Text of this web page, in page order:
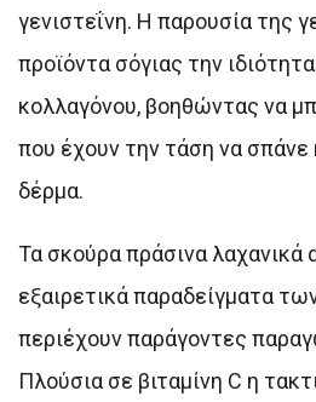
γενιστεΐνη. Η παρουσία της
προϊόντα σόγιας την
κολλαγόνου, βοηθώντας να
που έχουν την τάση να σπάνε
δέρμα.
Τα σκούρα πράσινα λαχανικά
εξαιρετικά παραδείγματα
περιέχουν παράγοντες
Πλούσια σε βιταμίνη C η